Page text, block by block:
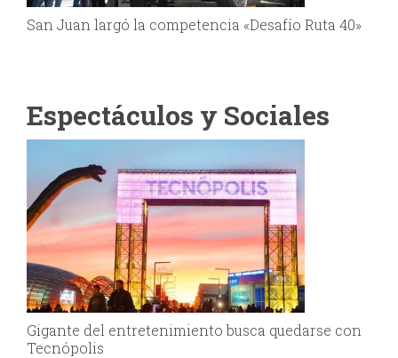
San Juan largó la competencia «Desafío Ruta 40»
Espectáculos y Sociales
Gigante del entretenimiento busca quedarse con
Tecnópolis